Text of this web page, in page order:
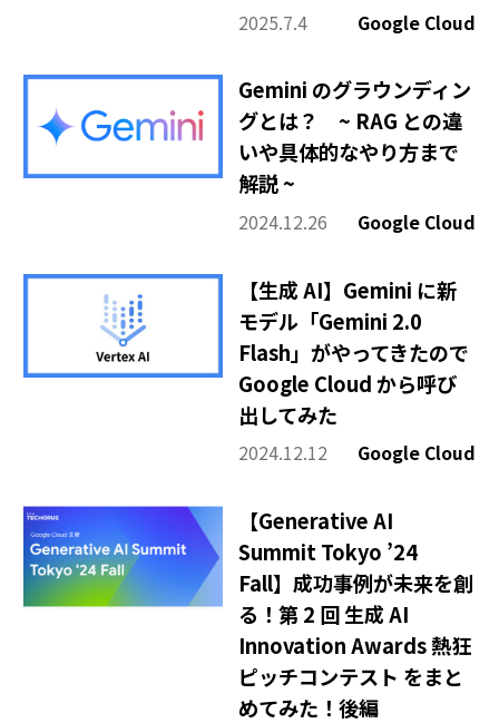
2025.7.4 Google Cloud
Gemini のグラウンディン
グとは？ ~ RAG との違
いや具体的なやり方まで
解説 ~
2024.12.26 Google Cloud
【生成 AI】Gemini に新
モデル「Gemini 2.0
Flash」がやってきたので
Google Cloud から呼び
出してみた
2024.12.12 Google Cloud
【Generative AI
Summit Tokyo ’24
Fall】成功事例が未来を創
る！第 2 回 生成 AI
Innovation Awards 熱狂
ピッチコンテスト をまと
めてみた！後編